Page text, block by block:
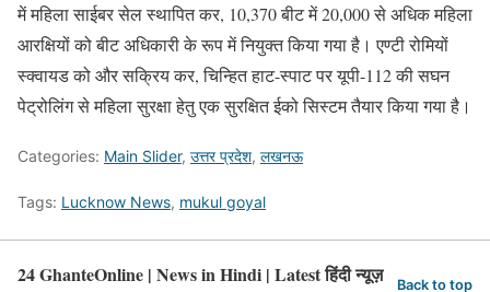
में महिला साईबर सेल स्थापित कर, 10,370 बीट में 20,000 से अधिक महिला
आरक्षियों को बीट अधिकारी के रूप में नियुक्त किया गया है। एण्टी रोमियों
स्क्वायड को और सक्रिय कर, चिन्हित हाट-स्पाट पर यूपी-112 की सघन
पेट्रोलिंग से महिला सुरक्षा हेतु एक सुरक्षित ईको सिस्टम तैयार किया गया है।
Categories: Main Slider, उत्तर प्रदेश, लखनऊ
Tags: Lucknow News, mukul goyal
24 GhanteOnline | News in Hindi | Latest हिंदी न्यूज़ Back to top